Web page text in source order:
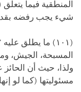
المنطقية فيما
شيء يجب رفضه بقدر
(١٠١) ما يطلق
المسبحة، الجيش،
ولذا، حيث أن
مسئوليتها (كما لو